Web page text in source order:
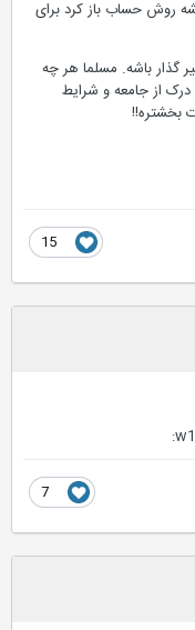
روش حساب باز کرد برای
باشه. مسلما هر چه
از جامعه و شرایط